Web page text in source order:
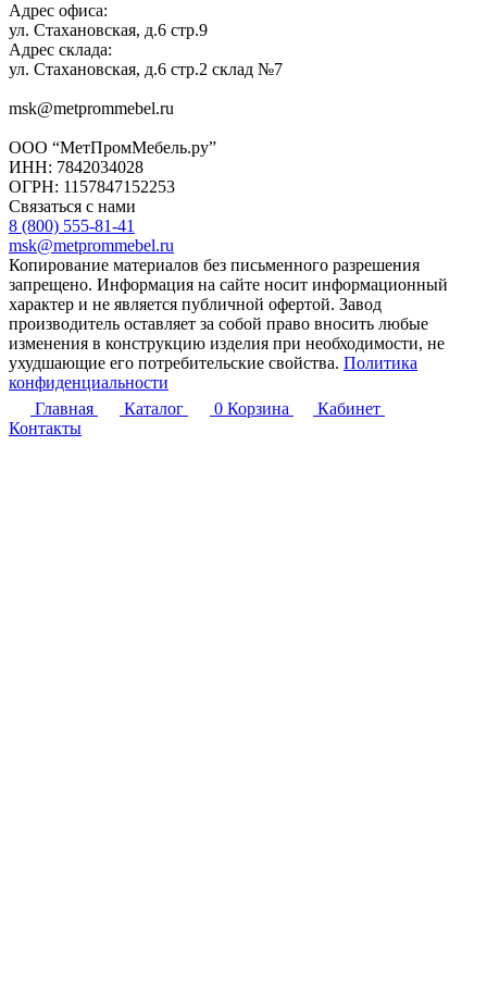
Адрес офиса:
ул. Стахановская, д.6 стр.9
Адрес склада:
ул. Стахановская, д.6 стр.2 склад №7
msk@metprommebel.ru
ООО “МетПромМебель.ру”
ИНН: 7842034028
ОГРН: 1157847152253
Связаться с нами
8 (800) 555-81-41
msk@metprommebel.ru
Копирование материалов без письменного разрешения
запрещено. Информация на сайте носит информационный
характер и не является публичной офертой. Завод
производитель оставляет за собой право вносить любые
изменения в конструкцию изделия при необходимости, не
ухудшающие его потребительские свойства. Политика
конфиденциальности
Главная
Каталог 0 Корзина
Кабинет
Контакты